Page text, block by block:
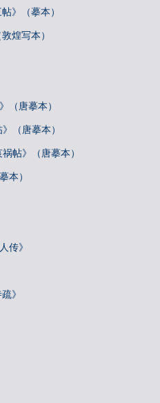
》（摹本）
煌写本）
（唐摹本）
（唐摹本）
帖》（唐摹本）
本）
传》
》